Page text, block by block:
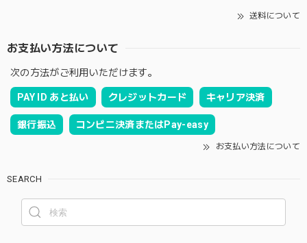
送料について
お支払い方法について
次の方法がご利用いただけます。
PAY ID あと払い クレジットカード キャリア決済
銀行振込 コンビニ決済またはPay-easy
お支払い方法について
SEARCH